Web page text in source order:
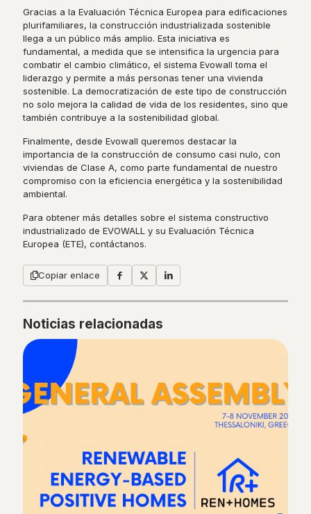
Gracias a la Evaluación Técnica Europea para edificaciones
plurifamiliares, la construcción industrializada sostenible
llega a un público más amplio. Esta iniciativa es
fundamental, a medida que se intensifica la urgencia para
combatir el cambio climático, el sistema Evowall toma el
liderazgo y permite a más personas tener una vivienda
sostenible. La democratización de este tipo de construcción
no solo mejora la calidad de vida de los residentes, sino que
también contribuye a la sostenibilidad global.
Finalmente, desde Evowall queremos destacar la
importancia de la construcción de consumo casi nulo, con
viviendas de Clase A, como parte fundamental de nuestro
compromiso con la eficiencia energética y la sostenibilidad
ambiental.
Para obtener más detalles sobre el sistema constructivo
industrializado de EVOWALL y su Evaluación Técnica
Europea (ETE), contáctanos.
Copiar enlace
Noticias relacionadas